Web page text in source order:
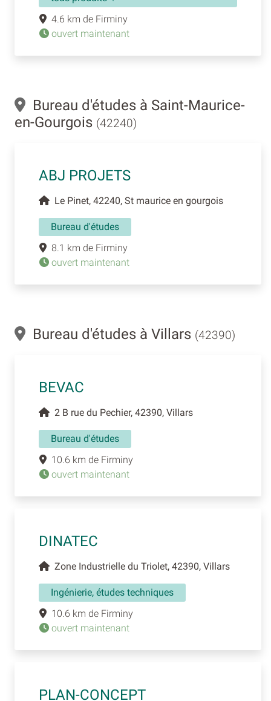
4.6 km de Firminy
ouvert maintenant
Bureau d'études à Saint-Maurice-
en-Gourgois (42240)
ABJ PROJETS
Le Pinet, 42240, St maurice en gourgois
Bureau d'études
8.1 km de Firminy
ouvert maintenant
Bureau d'études à Villars (42390)
BEVAC
2 B rue du Pechier, 42390, Villars
Bureau d'études
10.6 km de Firminy
ouvert maintenant
DINATEC
Zone Industrielle du Triolet, 42390, Villars
Ingénierie, études techniques
10.6 km de Firminy
ouvert maintenant
PLAN-CONCEPT